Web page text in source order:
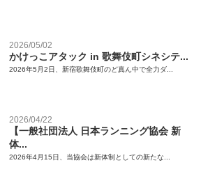
2026/05/02
かけっこアタック in 歌舞伎町シネシテ...
2026年5月2日、新宿歌舞伎町のど真ん中で全力ダ...
2026/04/22
【一般社団法人 日本ランニング協会 新
体...
2026年4月15日、当協会は新体制としての新たな...